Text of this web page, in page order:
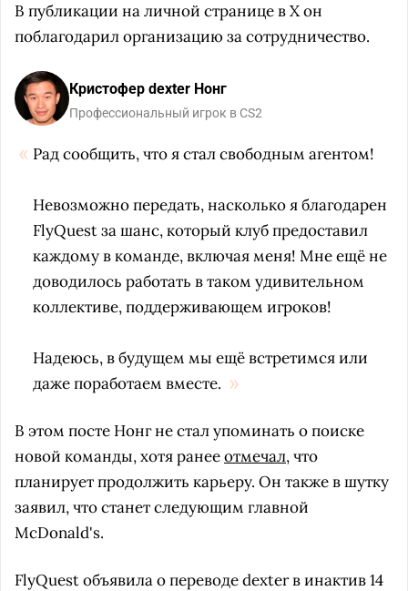
В публикации на личной странице в X он
поблагодарил организацию за сотрудничество.
Кристофер dexter Нонг
Профессиональный игрок в CS2
Рад сообщить, что я стал свободным агентом!
Невозможно передать, насколько я благодарен
FlyQuest за шанс, который клуб предоставил
каждому в команде, включая меня! Мне ещё не
доводилось работать в таком удивительном
коллективе, поддерживающем игроков!
Надеюсь, в будущем мы ещё встретимся или
даже поработаем вместе.
В этом посте Нонг не стал упоминать о поиске
новой команды, хотя ранееотмечал, что
планирует продолжить карьеру. Он также в шутку
заявил, что станет следующим главной
McDonald's.
FlyQuest объявила о переводе dexter в инактив 14